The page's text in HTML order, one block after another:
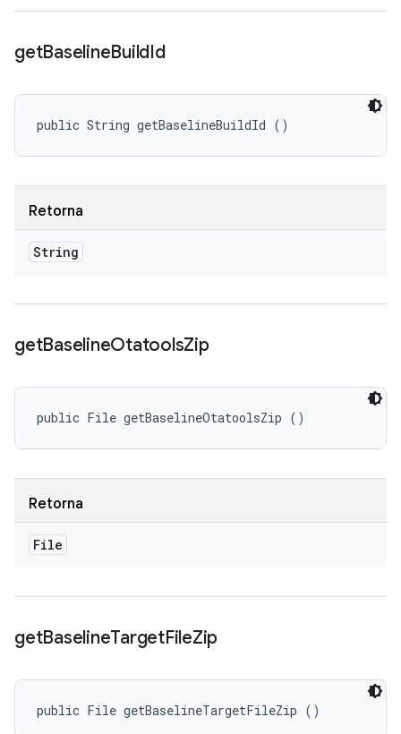
getBaselineBuildId
public String getBaselineBuildId ()
Retorna
String
getBaselineOtatoolsZip
public File getBaselineOtatoolsZip ()
Retorna
File
getBaselineTargetFileZip
public File getBaselineTargetFileZip ()